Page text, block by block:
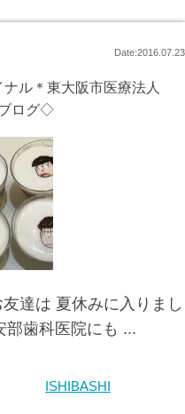
Date:2016.07.23
ル＊東大阪市医療法人
ブログ◇
友達は 夏休みに入りまし
部歯科医院にも ...
ISHIBASHI